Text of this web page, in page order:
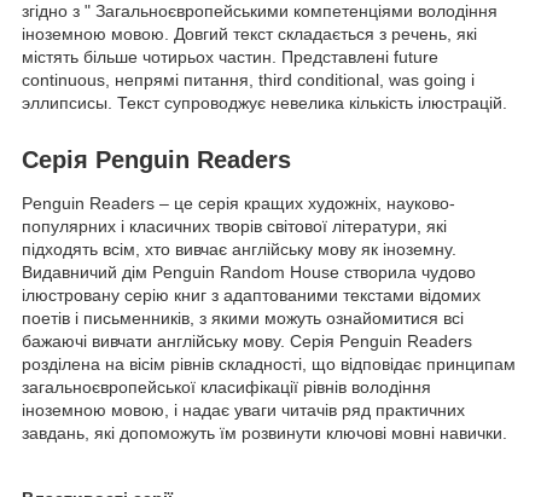
згідно з " Загальноєвропейськими компетенціями володіння
іноземною мовою. Довгий текст складається з речень, які
містять більше чотирьох частин. Представлені future
continuous, непрямі питання, third conditional, was going і
эллипсисы. Текст супроводжує невелика кількість ілюстрацій.
Серія Penguin Readers
Penguin Readers – це серія кращих художніх, науково-
популярних і класичних творів світової літератури, які
підходять всім, хто вивчає англійську мову як іноземну.
Видавничий дім Penguin Random House створила чудово
ілюстровану серію книг з адаптованими текстами відомих
поетів і письменників, з якими можуть ознайомитися всі
бажаючі вивчати англійську мову. Серія Penguin Readers
розділена на вісім рівнів складності, що відповідає принципам
загальноєвропейської класифікації рівнів володіння
іноземною мовою, і надає уваги читачів ряд практичних
завдань, які допоможуть їм розвинути ключові мовні навички.